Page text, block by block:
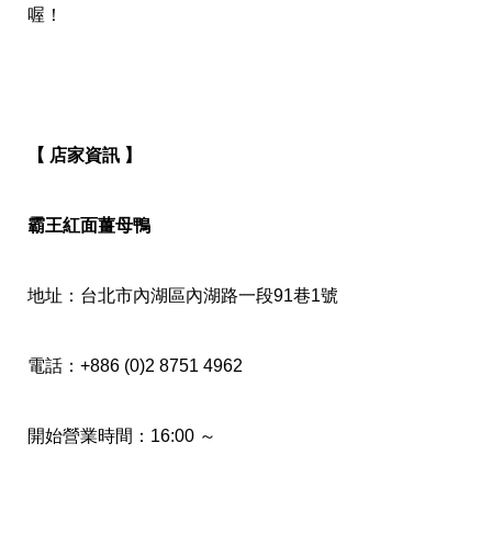
喔！
【 店家資訊 】
霸王紅面薑母鴨
地址：台北市內湖區內湖路一段91巷1號
電話：+886 (0)2 8751 4962
開始營業時間：16:00 ～